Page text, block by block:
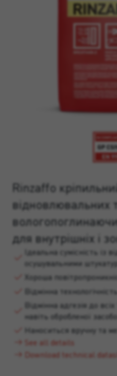
Rinzaffo
відновлювальних
для внутрішніх і
Ідеальна сумісність із
осушувальними
Хороша
Відмінна технологічність
Відмінна адгезія до
навіть обробленої
Наноситься вручну та
See all details
Download technical